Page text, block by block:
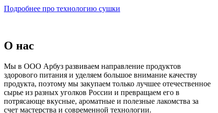
Подробнее про технологию сушки
О нас
Мы в ООО Арбуз развиваем направление продуктов
здорового питания и уделяем большое внимание качеству
продукта, поэтому мы закупаем только лучшее отечественное
сырье из разных уголков России и превращаем его в
потрясающе вкусные, ароматные и полезные лакомства за
счет мастерства и современной технологии.